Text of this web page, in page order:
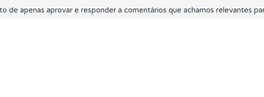
Condutor dá-lhe uma ideia da sua preparação para o exame.
de apenas aprovar e responder a comentários que achamos relevantes